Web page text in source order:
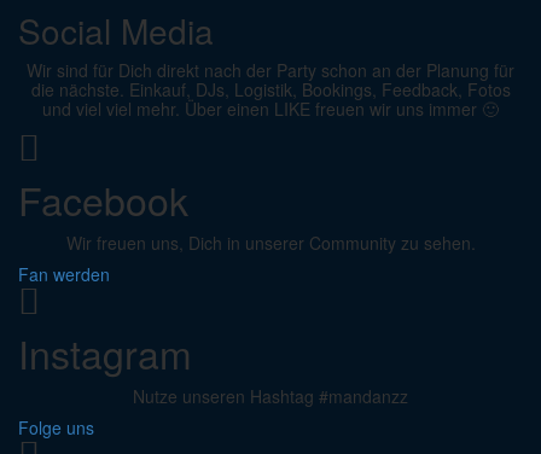
Social Media
Wir sind für Dich direkt nach der Party schon an der Planung für
die nächste. Einkauf, DJs, Logistik, Bookings, Feedback, Fotos
und viel viel mehr. Über einen LIKE freuen wir uns immer 🙂
Facebook
Wir freuen uns, Dich in unserer Community zu sehen.
Fan werden
Instagram
Nutze unseren Hashtag #mandanzz
Folge uns